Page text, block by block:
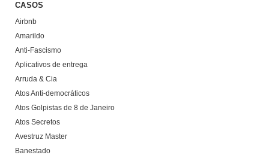
CASOS
Airbnb
Amarildo
Anti-Fascismo
Aplicativos de entrega
Arruda & Cia
Atos Anti-democráticos
Atos Golpistas de 8 de Janeiro
Atos Secretos
Avestruz Master
Banestado